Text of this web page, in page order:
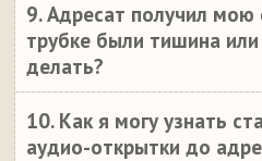
9. Адресат получил мою
трубке были тишина
делать?
10. Как я могу узнать
аудио-открытки до